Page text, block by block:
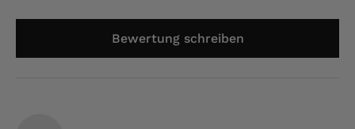
Bewertung schreiben